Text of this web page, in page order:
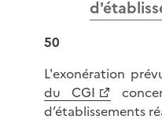
50
L'exonération
du CGI
d’établissements